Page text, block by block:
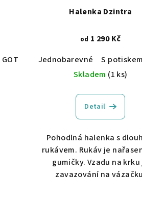
GOTS certifikace Vyšívané
Pruhy
Halenka Dzintra
od 1 290 Kč
Jednobarevné
S potiskem
Skladem (1 ks)
Detail
Pohodlná halenka s
rukávem. Rukáv je
gumičky. Vzadu na krku
zavazování na